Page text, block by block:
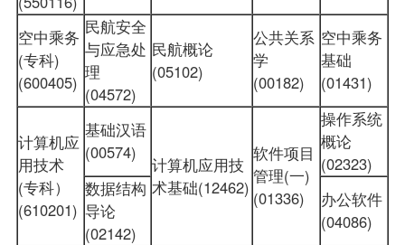
空中乘务
(专科)
(600405)
民航安全
与应急处
理
(04572)
民航概论
(05102)
公共关系
学
(00182)
空中乘务
基础
(01431)
计算机应
用技术
(专科）
(610201)
基础汉语
(00574)
计算机应用技
术基础(12462)
软件项目
管理(一)
(01336)
操作系统
概论
(02323)
数据结构
导论
(02142)
办公软件
(04086)